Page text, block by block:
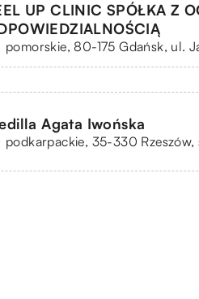
UP CLINIC SPÓŁKA Z
pomorskie, 80-175 Gdańsk, ul.
Agata Iwońska
podkarpackie, 35-330 Rzeszów,